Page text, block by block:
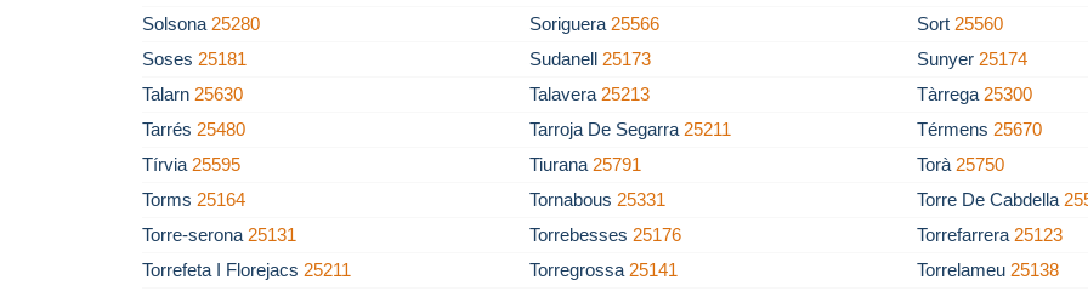
Solsona 25280 Soriguera 25566 Sort 25560
Soses 25181 Sudanell 25173 Sunyer 25174
Talarn 25630 Talavera 25213 Tàrrega 25300
Tarrés 25480 Tarroja De Segarra 25211 Térmens 25670
Tírvia 25595 Tiurana 25791 Torà 25750
Torms 25164 Tornabous 25331 Torre De Cabdella
Torre-serona 25131 Torrebesses 25176 Torrefarrera 25123
Torrefeta I Florejacs 25211 Torregrossa 25141 Torrelameu 25138